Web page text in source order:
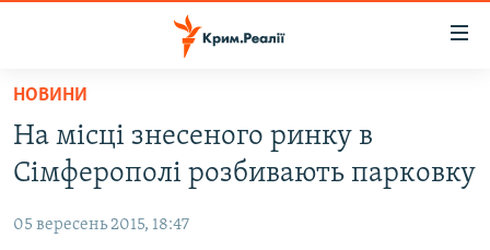
Перейти
основного
матеріалу
Перейти
до
ВОДА.КРИМ
ВІДЕО ТА ФОТО
ПОЛІТИКА
НОВИНИ
На місці знесеного ринку в
Сімферополі розбивають парковку
05 вересень 2015, 18:47